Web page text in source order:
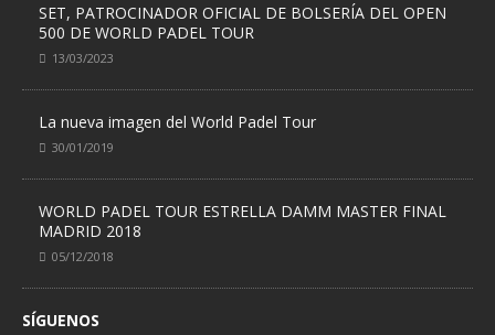
SET, PATROCINADOR OFICIAL DE BOLSERÍA DEL OPEN
500 DE WORLD PADEL TOUR
13/03/2023
La nueva imagen del World Padel Tour
30/01/2019
WORLD PADEL TOUR ESTRELLA DAMM MASTER FINAL
MADRID 2018
05/12/2018
SÍGUENOS